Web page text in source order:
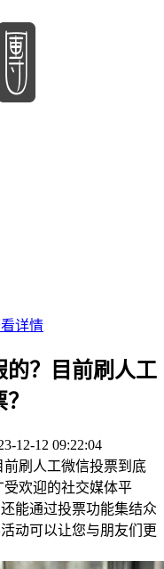
详情
的？目前刷人工
12-12 09:22:04
前刷人工微信投票到底
欢迎的社交媒体平
能通过投票功能集结众
动可以让您与朋友们更